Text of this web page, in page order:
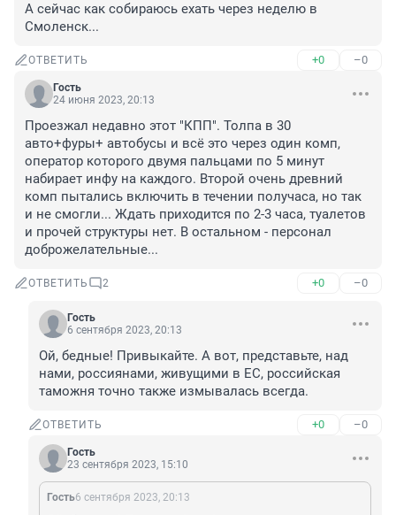
А сейчас как собираюсь ехать через неделю в
Смоленск...
ОТВЕТИТЬ +0 –0
Гость
24 июня 2023, 20:13
Проезжал недавно этот "КПП". Толпа в 30
авто+фуры+ автобусы и всё это через один комп,
оператор которого двумя пальцами по 5 минут
набирает инфу на каждого. Второй очень древний
комп пытались включить в течении получаса, но так
и не смогли... Ждать приходится по 2-3 часа, туалетов
и прочей структуры нет. В остальном - персонал
доброжелательные...
ОТВЕТИТЬ 2 +0 –0
Гость
6 сентября 2023, 20:13
Ой, бедные! Привыкайте. А вот, представьте, над
нами, россиянами, живущими в ЕС, российская
таможня точно также измывалась всегда.
ОТВЕТИТЬ +0 –0
Гость
23 сентября 2023, 15:10
Гость6 сентября 2023, 20:13